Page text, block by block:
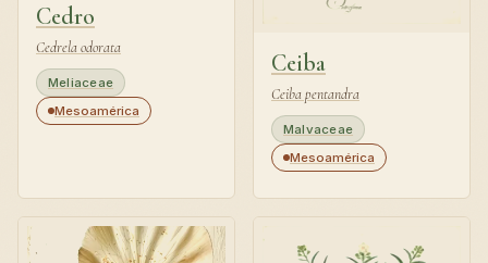
Cedro
Cedrela odorata
Meliaceae
Mesoamérica
Ceiba
Ceiba pentandra
Malvaceae
Mesoamérica